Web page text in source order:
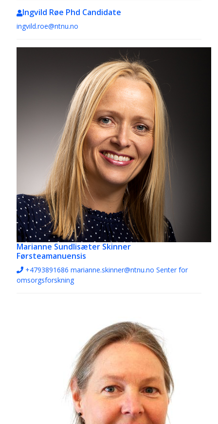
Ingvild Røe Phd Candidate
ingvild.roe@ntnu.no
Marianne Sundlisæter Skinner
Førsteamanuensis
+4793891686 marianne.skinner@ntnu.no Senter for
omsorgsforskning